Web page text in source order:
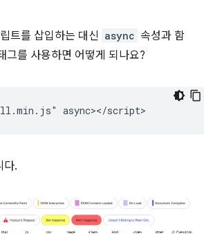
트를 삽입하는 대신 async 속성과 함
그를 사용하면 어떻게 되나요?
다.